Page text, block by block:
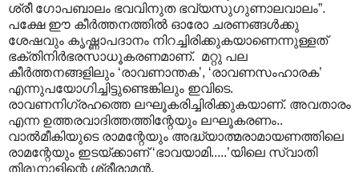
ശ്രീ ഗോപബാലം ഭവവിനുത ഭവ്യസുഗുണാലവാലം”.
പക്ഷേ ഈ കീർത്തനത്തിൽ ഓരോ ചരണങ്ങൾക്കു
ശേഷവും കൃഷ്ണാപദാനം നിറച്ചിരിക്കുകയാണെന്നുള്ളത്
ഭക്തിനിർഭരസാധൂകരണമാണ്. മറ്റു പല
കീർത്തനങ്ങളിലും ‘രാവണാന്തക’, ‘രാവണസംഹാരക’
എന്നുപയോഗിച്ചിട്ടുണ്ടെങ്കിലും ഇവിടെ.
രാവണനിഗ്രഹത്തെ ലഘൂകരിച്ചിരിക്കുകയാണ്. അവതാരം
എന്ന ഉത്തരവാദിത്തത്തിന്റേയും ലഘൂകരണം..
വാൽമീകിയുടെ രാമന്റേയും അദ്ധ്യാത്മരാമായണത്തിലെ
രാമന്റേയും ഇടയ്ക്കാണ് ‘ഭാവയാമി.....’യിലെ സ്വാതി
തിരുനാളിന്റെ ശ്രീരാമൻ.